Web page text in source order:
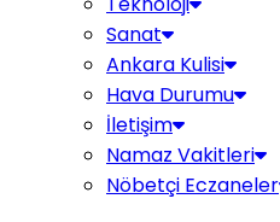
Sanat
Ankara Kulisi
Hava Durumu
İletişim
Namaz Vakitleri
Nöbetçi Eczaneler